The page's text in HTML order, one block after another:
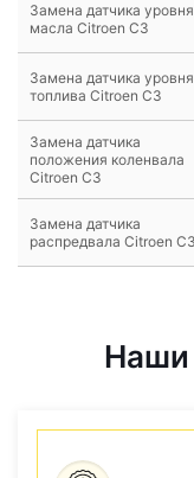
Замена датчика уровня
масла Citroen C3
Замена датчика уровня
топлива Citroen C3
Замена датчика
положения коленвала
Citroen C3
Замена датчика
распредвала Citroen C3
Наши